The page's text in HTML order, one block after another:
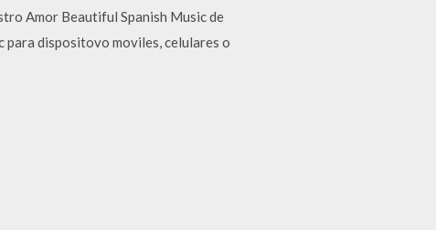
Amor Beautiful Spanish Music de
dispositovo moviles, celulares o